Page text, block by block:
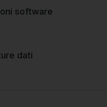
software
dati